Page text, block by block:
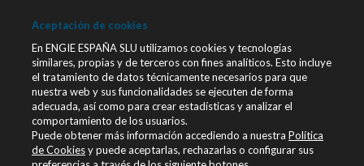
Únete a nosotros
Blog ENGIE
Sala de Prensa
Contacto
engie.com
Aceptación de cookies
En ENGIE ESPAÑA SLU utilizamos cookies y tecnologías
similares, propias y de terceros con fines analíticos. Esto incluye
el tratamiento de datos técnicamente necesarios para que
nuestra web y sus funcionalidades se ejecuten de forma
adecuada, así como para crear estadísticas y analizar el
comportamiento de los usuarios.
Puede obtener más información accediendo a nuestra Política
de Cookiesy puede aceptarlas, rechazarlas o configurar sus